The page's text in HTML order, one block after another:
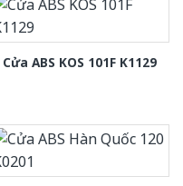
Cửa ABS KOS 101F K1129